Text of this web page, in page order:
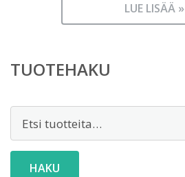
LUE LISÄÄ »
TUOTEHAKU
HAKU